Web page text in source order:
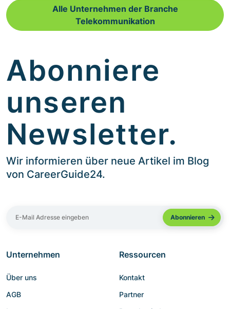
Alle Unternehmen der Branche
Telekommunikation
Abonniere
unseren
Newsletter.
Wir informieren über neue Artikel im Blog
von CareerGuide24.
Unternehmen
Über uns
AGB
Ressourcen
Kontakt
Partner